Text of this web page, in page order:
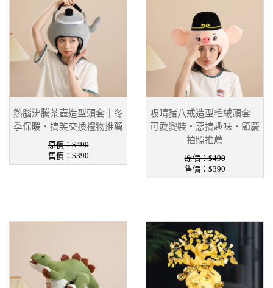
熱腦沸騰茶壺造型頭套｜冬
季保暖・搞笑交換禮物推薦
原價：$490
售價： $390
吸睛豬八戒造型毛絨頭套｜
可愛變裝・惡搞趣味・節慶
拍照推薦
原價：$490
售價： $390